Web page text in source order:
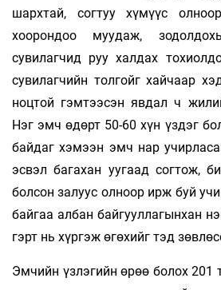
шархтай, согтуу хүмүүс
хоорондоо муудаж,
сувилагчид руу халдах
сувилагчийн толгойг хайчаар
ноцтой гэмтээсэн явдал ч
Нэг эмч өдөрт 50-60 хүн үздэг
байдаг хэмээн эмч нар
эсвэл багахан уугаад согтож,
болсон залуус олноор ирж буй
байгаа албан байгууллагынхан
гэрт нь хүргэж өгөхийг тэд
Эмчийн үзлэгийн өрөө болох 201